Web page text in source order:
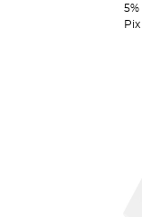
5%
Pix